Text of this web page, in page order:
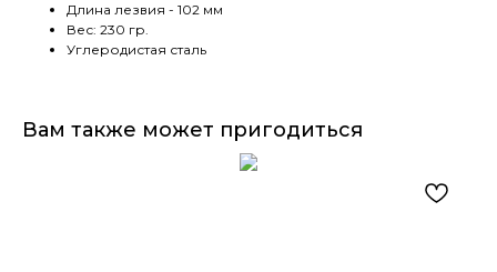
Длина лезвия - 102 мм
Вес: 230 гр.
Углеродистая сталь
Вам также может пригодиться